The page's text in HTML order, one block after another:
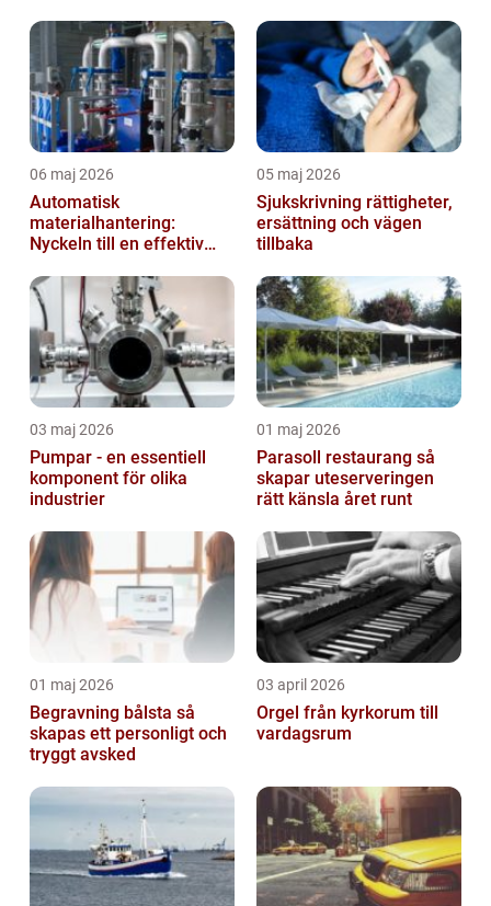
06 maj 2026
Automatisk
materialhantering:
Nyckeln till en effektiv
05 maj 2026
Sjukskrivning rättigheter,
ersättning och vägen
tillbaka
03 maj 2026
Pumpar - en essentiell
komponent för olika
industrier
01 maj 2026
Parasoll restaurang så
skapar uteserveringen
rätt känsla året runt
01 maj 2026
Begravning bålsta så
skapas ett personligt och
tryggt avsked
03 april 2026
Orgel från kyrkorum till
vardagsrum